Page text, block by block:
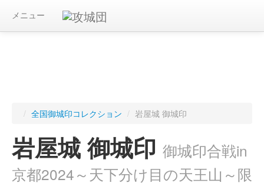
メニュー
/ 全国御城印コレクション / 岩屋城 御城印
岩屋城 御城印 御城印合戦in
京都2024～天下分け目の天王山～限